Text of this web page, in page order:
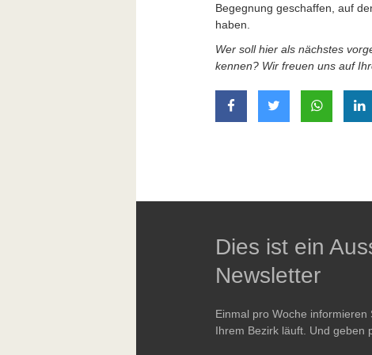
Begegnung geschaffen, auf
haben.
Wer soll hier als nächstes
kennen? Wir freuen uns auf
auf Facebook teilen
auf Twitter teilen
mit
Dies ist ein
Newsletter
Einmal pro Woche
Ihrem Bezirk läuft. Und geben